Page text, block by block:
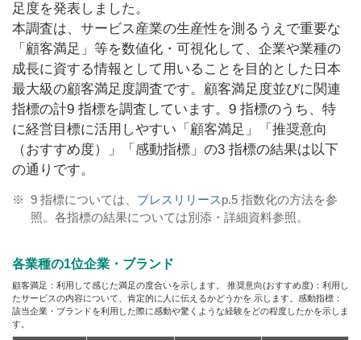
足度を発表しました。
本調査は、サービス産業の生産性を測るうえで重要な
「顧客満足」等を数値化・可視化して、企業や業種の
成長に資する情報として用いることを目的とした日本
最大級の顧客満足度調査です。顧客満足度並びに関連
指標の計9 指標を調査しています。9 指標のうち、特
に経営目標に活用しやすい「顧客満足」「推奨意向
（おすすめ度）」「感動指標」の3 指標の結果は以下
の通りです。
※ 9 指標については、 プレスリリースp.5 指数化の方法を参
照。各指標の結果については別添・詳細資料参照。
各業種の1位企業・ブランド
顧客満足：利用して感じた満足の度合いを示します。 推奨意向(おすすめ度)：利用し
たサービスの内容について、肯定的に人に伝えるかどうかを 示します。感動指標：
該当企業・ブランドを利用した際に感動や驚くような経験をどの程度したかを示しま
す。